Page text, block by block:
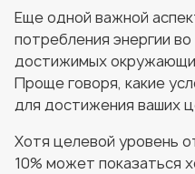
Еще одной важной
потребления энергии
достижимых
Проще говоря, какие
для достижения ваших
Хотя целевой уровень
10% может показаться